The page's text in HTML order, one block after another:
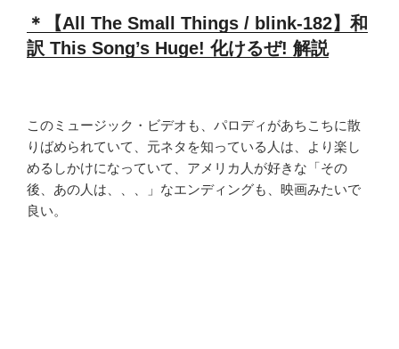
＊【All The Small Things / blink-182】和
訳 This Song’s Huge! 化けるぜ! 解説
このミュージック・ビデオも、パロディがあちこちに散
りばめられていて、元ネタを知っている人は、より楽し
めるしかけになっていて、アメリカ人が好きな「その
後、あの人は、、、」なエンディングも、映画みたいで
良い。